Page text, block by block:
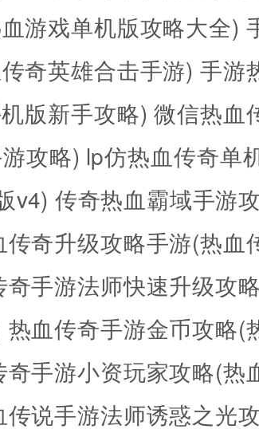
游戏单机版攻略大全)
奇英雄合击手游) 手游
版新手攻略) 微信热血
攻略) lp仿热血传奇单
v4) 传奇热血霸域手游
传奇升级攻略手游(热血
奇手游法师快速升级攻
热血传奇手游金币攻略(
奇手游小资玩家攻略(热
传说手游法师诱惑之光